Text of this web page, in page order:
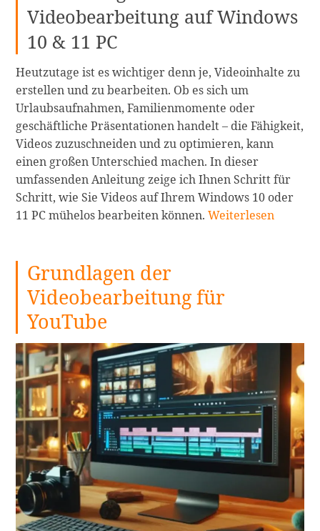
Videobearbeitung auf Windows
10 & 11 PC
Heutzutage ist es wichtiger denn je, Videoinhalte zu
erstellen und zu bearbeiten. Ob es sich um
Urlaubsaufnahmen, Familienmomente oder
geschäftliche Präsentationen handelt – die Fähigkeit,
Videos zuzuschneiden und zu optimieren, kann
einen großen Unterschied machen. In dieser
umfassenden Anleitung zeige ich Ihnen Schritt für
Schritt, wie Sie Videos auf Ihrem Windows 10 oder
11 PC mühelos bearbeiten können.Wie
Windows
&
11
PC
für
Anfänger
zuschneidet:
Eine
Schritt-
Schritt-
Anleitung
Weiterlesen
Grundlagen der
Videobearbeitung für
YouTube